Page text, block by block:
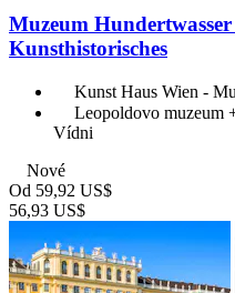
Muzeum
Kunsthistorisches
Kunst Haus Wien -
Leopoldovo muzeum
Vídni
Nové
Od 59,92 US$
56,93 US$